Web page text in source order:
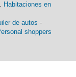
. Habitaciones en
de autos -
shoppers